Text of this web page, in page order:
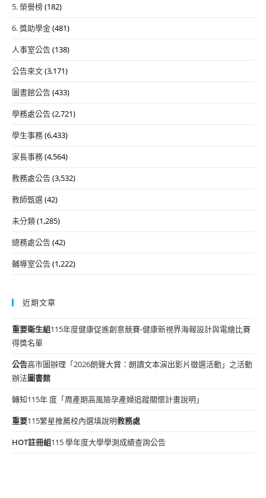
5. 榮譽榜(182)
6. 獎助學金(481)
人事室公告(138)
公告來文(3,171)
圖書館公告(433)
學務處公告(2,721)
學生事務(6,433)
家長事務(4,564)
教務處公告(3,532)
教師甄選(42)
未分類(1,285)
總務處公告(42)
輔導室公告(1,222)
近期文章
重要衛生組115年度健康促進創意競賽-健康新視界海報設計與電繪比賽
得獎名單
公告高市圖辦理「2026朗聲大賞：朗讀文本演出影片徵選活動」之活動
辦法圖書館
轉知115年 度「周產期高風險孕產婦追蹤關懷計畫說明」
重要115繁星推薦校內選填說明教務處
HOT註冊組115 學年度大學學測成績查詢公告